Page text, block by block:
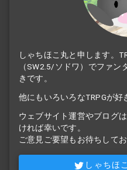
しゃちほこ丸と申します。
（SW2.5/ソドワ）でファ
きです。
他にもいろいろなTRPGが好
ウェブサイト運営やブログ
ければ幸いです。
ご意見ご要望もお待ちしてお
しゃちほ